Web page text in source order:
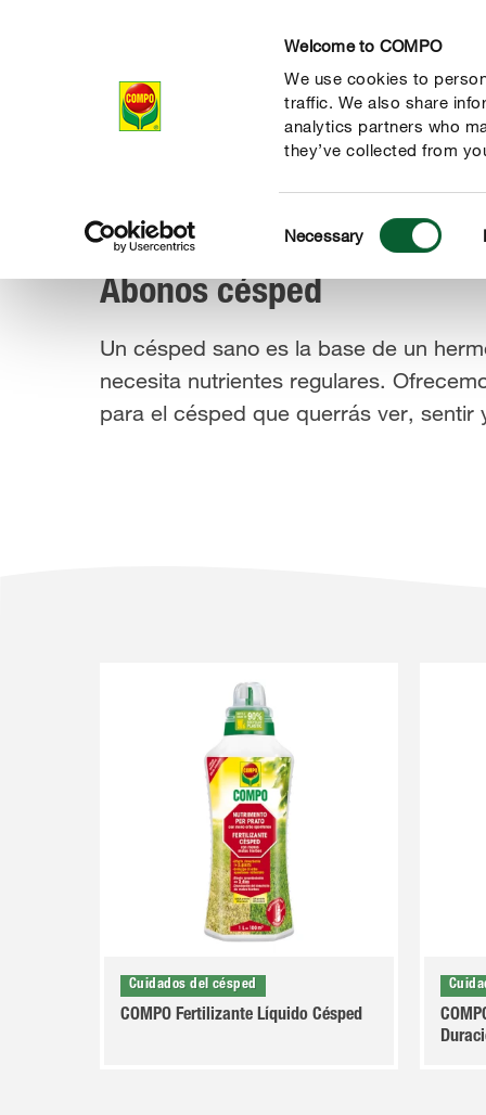
Welcome to COMPO
We use cookies to
traffic. We also share
analytics partners who
they’ve collected from
Selection
Necessary
Productos
COMPOProductos Cuidados del césped Abonos césped
Abonos césped
Un césped sano es la base de un
necesita nutrientes regulares.
para el césped que querrás ver,
Cuidados del césped
COMPO Fertilizante Líquido Césped